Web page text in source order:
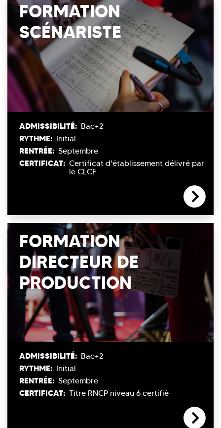
FORMATION
SCÉNARISTE
ADMISSIBILITÉ: Bac+2
RYTHME: Initial
RENTRÉE: Septembre
CERTIFICAT: Certificat d'établissement délivré par
le CLCF
FORMATION
DIRECTEUR DE
PRODUCTION
ADMISSIBILITÉ: Bac+2
RYTHME: Initial
RENTRÉE: Septembre
CERTIFICAT: Titre RNCP niveau 6 certifié